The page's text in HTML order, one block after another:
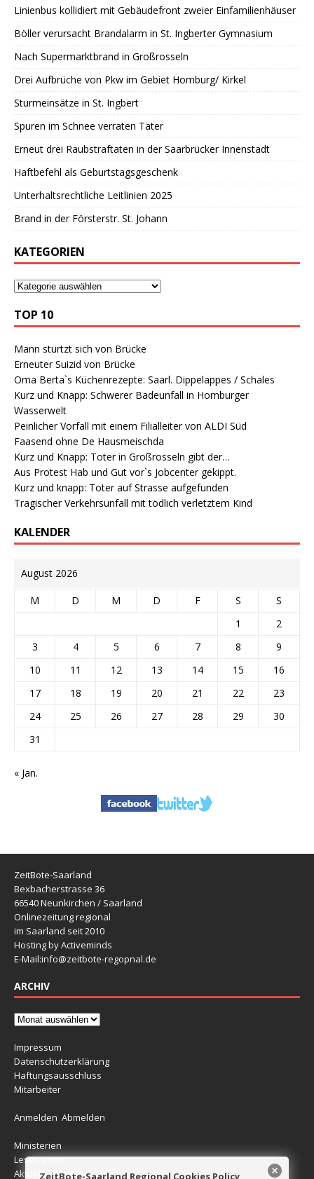
Linienbus kollidiert mit Gebäudefront zweier Einfamilienhäuser
Böller verursacht Brandalarm in St. Ingberter Gymnasium
Nach Supermarktbrand in Großrosseln
Drei Aufbrüche von Pkw im Gebiet Homburg/ Kirkel
Sturmeinsätze in St. Ingbert
Spuren im Schnee verraten Täter
Erneut drei Raubstraftaten in der Saarbrücker Innenstadt
Haftbefehl als Geburtstagsgeschenk
Unterhaltsrechtliche Leitlinien 2025
Brand in der Försterstr. St. Johann
KATEGORIEN
TOP 10
Mann stürtzt sich von Brücke
Erneuter Suizid von Brücke
Oma Berta`s Küchenrezepte: Saarl. Dippelappes / Schales
Kurz und Knapp: Schwerer Badeunfall in Homburger
Wasserwelt
Peinlicher Vorfall mit einem Filialleiter von ALDI Süd
Faasend ohne De Hausmeischda
Kurz und Knapp: Toter in Großrosseln gibt der…
Aus Protest Hab und Gut vor`s Jobcenter gekippt.
Kurz und knapp: Toter auf Strasse aufgefunden
Tragischer Verkehrsunfall mit tödlich verletztem Kind
KALENDER
August 2026
M D M D F S
S
1
2
3
4 5 6 7 8
9
10
11 12 13 14 15
16
17
18 19 20 21 22
23
24
25 26 27 28 29
30
31
« Jan.
ZeitBote-Saarland
Bexbacherstrasse 36
66540 Neunkirchen / Saarland
Onlinezeitung regional
im Saarland seit 2010
Hosting by Activeminds
E-Mail:info@zeitbote-regopnal.de
ARCHIV
Impressum
Datenschutzerklärung
Haftungsausschluss
Mitarbeiter
Anmelden Abmelden
Ministerien
Leserreport
Aktuelle Blitzer
ZeitBote-Saarland Regional Cookies Policy